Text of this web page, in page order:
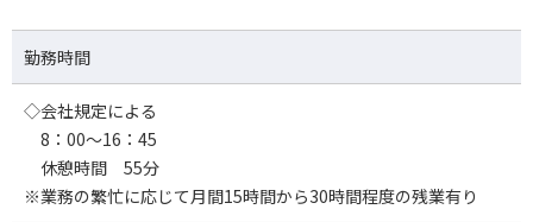
勤務時間
◇会社規定による
8：00～16：45
休憩時間 55分
※業務の繁忙に応じて月間15時間から30時間程度の残業有り